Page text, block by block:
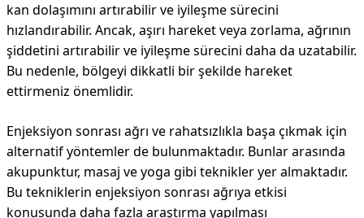
kan dolaşımını artırabilir ve iyileşme sürecini
hızlandırabilir. Ancak, aşırı hareket veya zorlama, ağrının
şiddetini artırabilir ve iyileşme sürecini daha da uzatabilir.
Bu nedenle, bölgeyi dikkatli bir şekilde hareket
ettirmeniz önemlidir.
Enjeksiyon sonrası ağrı ve rahatsızlıkla başa çıkmak için
alternatif yöntemler de bulunmaktadır. Bunlar arasında
akupunktur, masaj ve yoga gibi teknikler yer almaktadır.
Bu tekniklerin enjeksiyon sonrası ağrıya etkisi
konusunda daha fazla araştırma yapılması